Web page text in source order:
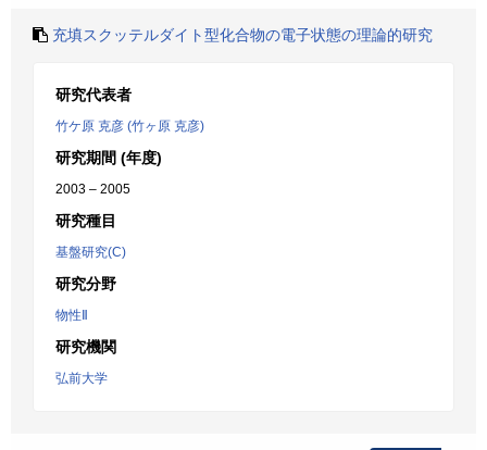
充填スクッテルダイト型化合物の電子状態の理論的研究
研究代表者
竹ケ原 克彦 (竹ヶ原 克彦)
研究期間 (年度)
2003 – 2005
研究種目
基盤研究(C)
研究分野
物性Ⅱ
研究機関
弘前大学